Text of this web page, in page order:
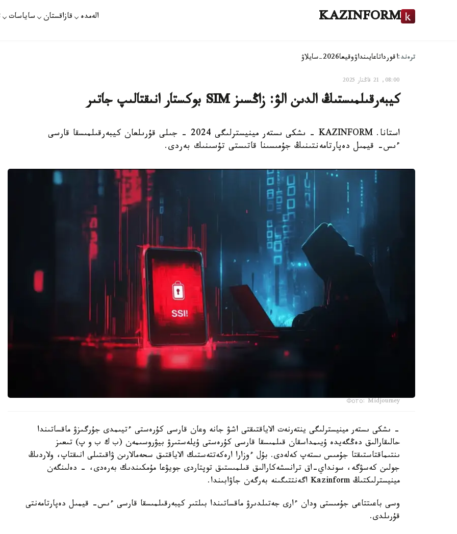
KAZINFORM الەمدە قازاقستان ساياسات
ترەند:اقورداتاعايىنداۋوقيعا2026-سايلاۋ
08:00, 21 قاڭتار 2025
كيبەرقىلمىستىڭ الدىن الۋ: زاڭسىز SIM بوكستار انىقتالىپ جاتىر
استانا. KAZINFORM - ىشكى ىستەر مينيسترلىگى 2024 - جىلى قۇرىلعان كيبەرقىلمىسقا قارسى
ءىس- قيمىل دەپارتامەنتىنىڭ جۇمىسىنا قاتىستى تۇسىنىك بەردى.
Фото: Midjourney
- ىشكى ىستەر مينيسترلىگى ينتەرنەت الاياقتىقتى اشۋ جانە وعان قارسى كۇرەستى ءتيىمدى جۇرگىزۋ ماقساتىندا
حالىقارالىق دەڭگەيدە ۇيىمداسقان قىلمىسقا قارسى كۇرەستى ۇيلەستىرۋ بيۋروسىمەن (ب ك ب و پ) تىعىز
ىنتىماقتاستىقتا جۇمىس ىستەپ كەلەدى. بۇل ءوزارا ارەكەتتەستىك الاياقتىق سحەمالارىن ۋاقىتىلى انىقتاپ، ولاردىڭ
جولىن كەسۋگە، سونداي-اق ترانسشەكارالىق قىلمىستىق توپتاردى جويۋعا مۇمكىندىك بەرەدى، - دەلىنگەن
مينيسترلىكتىڭ Kazinform اگەنتتىگىنە بەرگەن جاۋابىندا.
وسى باعىتتاعى جۇمىستى ودان ءارى جەتىلدىرۋ ماقساتىندا بىلتىر كيبەرقىلمىسقا قارسى ءىس- قيمىل دەپارتامەنتى
قۇرىلدى.